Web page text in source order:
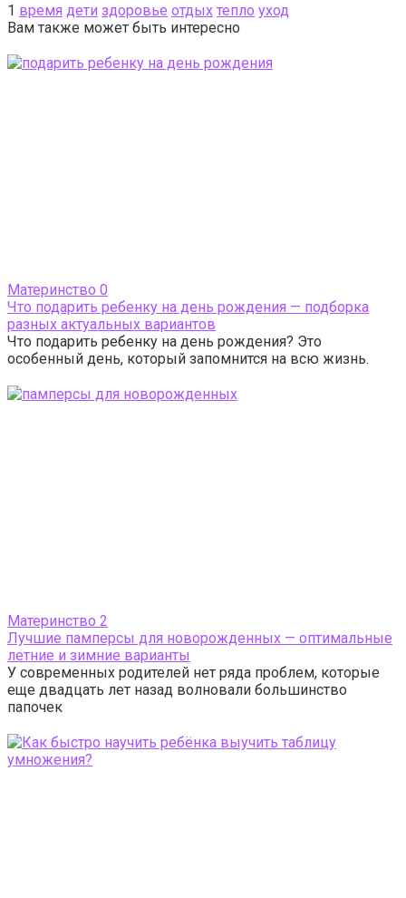
1 время дети здоровье отдых тепло уход
Вам также может быть интересно
Материнство 0
Что подарить ребенку на день рождения — подборка
разных актуальных вариантов
Что подарить ребенку на день рождения? Это
особенный день, который запомнится на всю жизнь.
Материнство 2
Лучшие памперсы для новорожденных — оптимальные
летние и зимние варианты
У современных родителей нет ряда проблем, которые
еще двадцать лет назад волновали большинство
папочек